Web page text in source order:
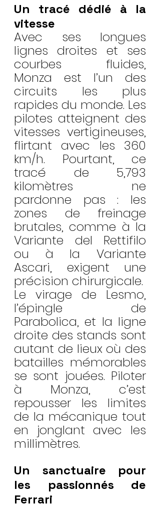
Un tracé dédié à la
vitesse
Avec ses longues
lignes droites et ses
courbes fluides,
Monza est l’un des
circuits les plus
rapides du monde. Les
pilotes atteignent des
vitesses vertigineuses,
flirtant avec les 360
km/h. Pourtant, ce
tracé de 5,793
kilomètres ne
pardonne pas : les
zones de freinage
brutales, comme à la
Variante del Rettifilo
ou à la Variante
Ascari, exigent une
précision chirurgicale.
Le virage de Lesmo,
l’épingle de
Parabolica, et la ligne
droite des stands sont
autant de lieux où des
batailles mémorables
se sont jouées. Piloter
à Monza, c’est
repousser les limites
de la mécanique tout
en jonglant avec les
millimètres.
Un sanctuaire pour
les passionnés de
Ferrari